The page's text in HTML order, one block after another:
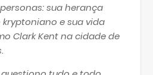
sua herança
e sua vida
Clark Kent na cidade de